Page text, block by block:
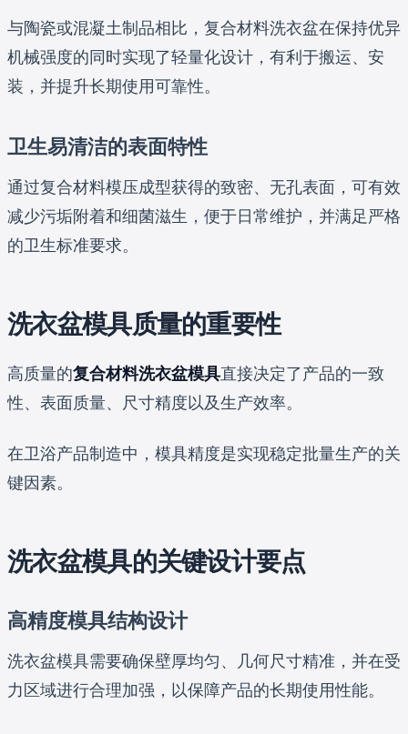
与陶瓷或混凝土制品相比，复合材料洗衣盆在保持优异
机械强度的同时实现了轻量化设计，有利于搬运、安
装，并提升长期使用可靠性。
卫生易清洁的表面特性
通过复合材料模压成型获得的致密、无孔表面，可有效
减少污垢附着和细菌滋生，便于日常维护，并满足严格
的卫生标准要求。
洗衣盆模具质量的重要性
高质量的复合材料洗衣盆模具直接决定了产品的一致
性、表面质量、尺寸精度以及生产效率。
在卫浴产品制造中，模具精度是实现稳定批量生产的关
键因素。
洗衣盆模具的关键设计要点
高精度模具结构设计
洗衣盆模具需要确保壁厚均匀、几何尺寸精准，并在受
力区域进行合理加强，以保障产品的长期使用性能。